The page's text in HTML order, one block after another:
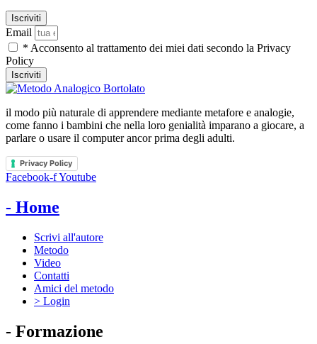
Email
* Acconsento al trattamento dei miei dati secondo la Privacy
Policy
Iscriviti
il modo più naturale di apprendere mediante metafore e analogie,
come fanno i bambini che nella loro genialità imparano a giocare, a
parlare o usare il computer ancor prima degli adulti.
Privacy Policy
Facebook-fYoutube
- Home
Scrivi all'autore
Metodo
Video
Contatti
Amici del metodo
> Login
- Formazione